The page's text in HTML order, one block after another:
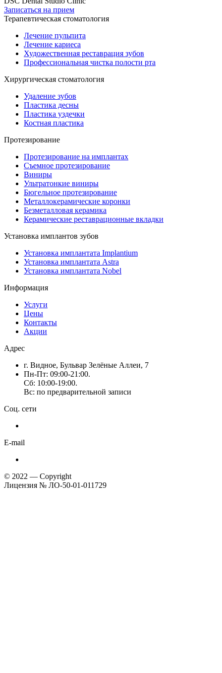
Записаться на прием
Терапевтическая стоматология
Лечение пульпита
Лечение кариеса
Художественная реставрация зубов
Профессиональная чистка полости рта
Хирургическая стоматология
Удаление зубов
Пластика десны
Пластика уздечки
Костная пластика
Протезирование
Протезирование на имплантах
Съемное протезирование
Виниры
Ультратонкие виниры
Бюгельное протезирование
Металлокерамические коронки
Безметалловая керамика
Керамические реставрационные вкладки
Установка имплантов зубов
Установка имплантата Implantium
Установка имплантата Astra
Установка имплантата Nobel
Информация
Услуги
Цены
Контакты
Акции
Адрес
г. Видное, Бульвар Зелёные Аллеи, 7
Пн-Пт: 09:00-21:00.
Сб: 10:00-19:00.
Вс: по предварительной записи
Соц. сети
E-mail
© 2022 — Copyright
Лицензия № ЛО-50-01-011729